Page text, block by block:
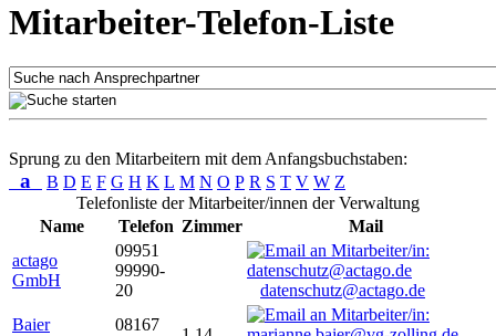
Mitarbeiter-Telefon-Liste
Sprung zu den Mitarbeitern mit dem Anfangsbuchstaben:
a B D E F G H K L M N O P R S T V W Z
Telefonliste der Mitarbeiter/innen der Verwaltung
Name
Telefon Zimmer
Mail
actago
GmbH
09951
99990-
20
datenschutz@actago.de
Baier
08167